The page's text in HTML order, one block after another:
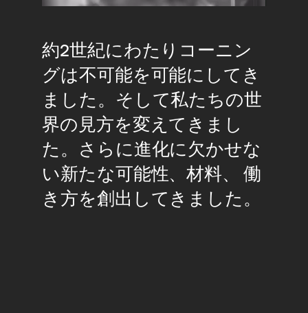
約2世紀にわたりコーニン
グは不可能を可能にしてき
ました。そして私たちの世
界の見方を変えてきまし
た。さらに進化に欠かせな
い新たな可能性、材料、 働
き方を創出してきました。